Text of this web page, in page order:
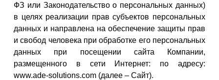
ФЗ или Законодательство о персональных данных)
в целях реализации прав субъектов персональных
данных и направлена на обеспечение защиты прав
и свобод человека при обработке его персональных
данных при посещении сайта Компании,
размещенного в сети Интернет: по адресу:
www.ade-solutions.com (далее – Сайт).